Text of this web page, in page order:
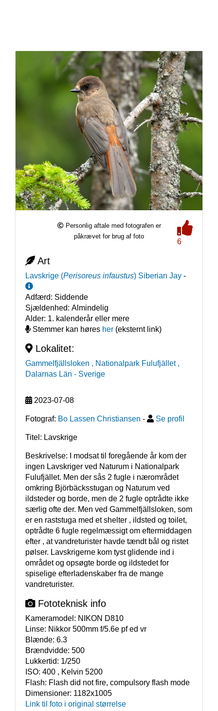
Personlig aftale med fotografen er
påkrævet for brug af foto
6
Art
Lavskrige (Perisoreus infaustus) Siberian Jay -
Adfærd: Siddende
Sjældenhed: Almindelig
Alder: 1. kalenderår eller mere
Stemmer kan høres her(eksternt link)
Lokalitet:
Gammelfjällsloken , Nationalpark Fulufjället ,
Dalarnas Län - Sverige
2023-07-08
Fotograf: Bo Lassen Christiansen - Se profil
Titel: Lavskrige
Beskrivelse: I modsat til foregående år kom der
ingen Lavskriger ved Naturum i Nationalpark
Fulufjället. Men der sås 2 fugle i nærområdet
omkring Björbäcksstugan og Naturum ved
ildsteder og borde, men de 2 fugle optrådte ikke
særlig ofte der. Men ved Gammelfjällsloken, som
er en raststuga med et shelter , ildsted og toilet,
optrådte 6 fugle regelmæssigt om eftermiddagen
efter , at vandreturister havde tændt bål og ristet
pølser. Lavskrigerne kom tyst glidende ind i
området og opsøgte borde og ildstedet for
spiselige efterladenskaber fra de mange
vandreturister.
Fototeknisk info
Kameramodel: NIKON D810
Linse: Nikkor 500mm f/5.6e pf ed vr
Blænde: 6.3
Brændvidde: 500
Lukkertid: 1/250
ISO: 400 , Kelvin 5200
Flash: Flash did not fire, compulsory flash mode
Dimensioner: 1182x1005
Link til foto i original størrelse